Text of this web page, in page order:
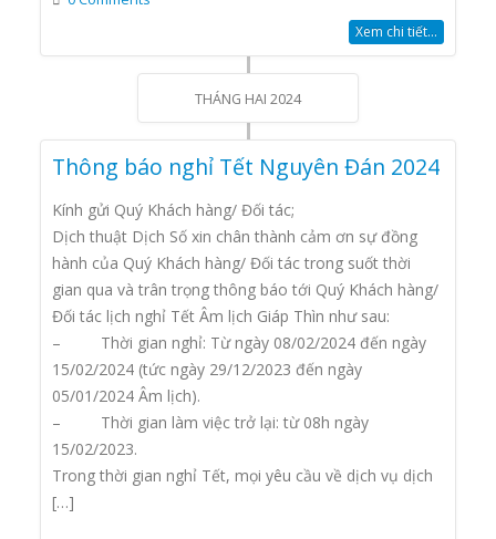
Xem chi tiết...
THÁNG HAI 2024
Thông báo nghỉ Tết Nguyên Đán 2024
Kính gửi Quý Khách hàng/ Đối tác;
Dịch thuật Dịch Số xin chân thành cảm ơn sự đồng
hành của Quý Khách hàng/ Đối tác trong suốt thời
gian qua và trân trọng thông báo tới Quý Khách hàng/
Đối tác lịch nghỉ Tết Âm lịch Giáp Thìn như sau:
– Thời gian nghỉ: Từ ngày 08/02/2024 đến ngày
15/02/2024 (tức ngày 29/12/2023 đến ngày
05/01/2024 Âm lịch).
– Thời gian làm việc trở lại: từ 08h ngày
15/02/2023.
Trong thời gian nghỉ Tết, mọi yêu cầu về dịch vụ dịch
[…]